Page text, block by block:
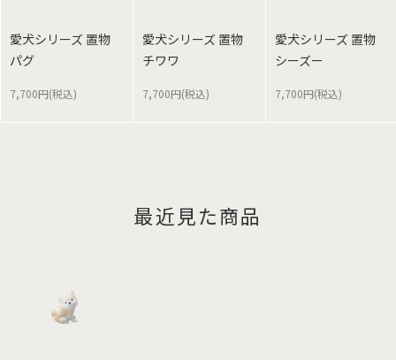
愛犬シリーズ 置物
パグ
7,700円(税込)
愛犬シリーズ 置物
チワワ
7,700円(税込)
愛犬シリーズ 置物
シーズー
7,700円(税込)
最近見た商品